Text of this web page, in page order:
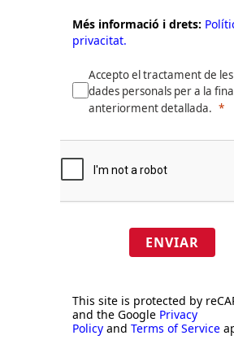
Més informació i drets:
privacitat.
Accepto el tractament de
dades personals per a la
anteriorment detallada.
ENVIAR
This site is protected by
and the Google Privacy
Policy and Terms of Service